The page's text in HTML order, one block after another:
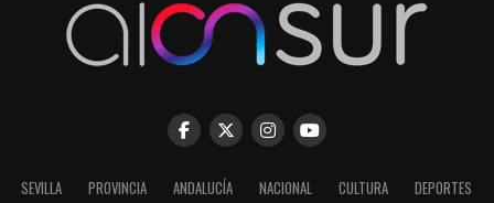
SEVILLA PROVINCIA ANDALUCÍA NACIONAL CULTURA
DEPORTES